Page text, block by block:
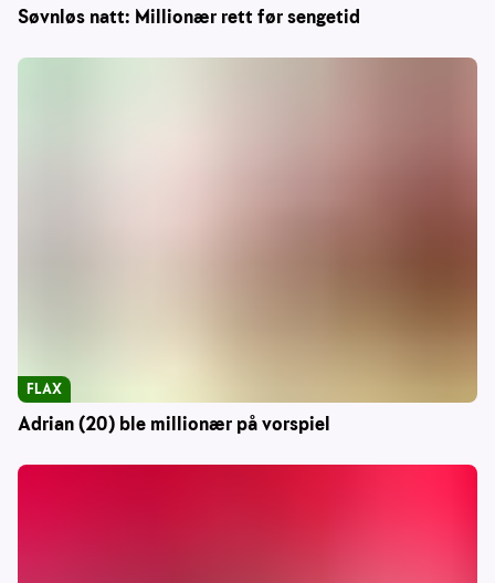
Søvnløs natt: Millionær rett før sengetid
Adrian (20) ble millionær på vorspiel
FLAX